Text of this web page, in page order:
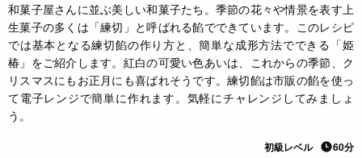
和菓子屋さんに並ぶ美しい和菓子たち。季節の花々や情景を表す上
生菓子の多くは「練切」と呼ばれる餡でできています。このレシピ
では基本となる練切餡の作り方と、簡単な成形方法でできる「姫
椿」をご紹介します。紅白の可愛い色あいは、これからの季節、ク
リスマスにもお正月にも喜ばれそうです。練切餡は市販の餡を使っ
て電子レンジで簡単に作れます。気軽にチャレンジしてみましょ
う。
初級レベル 60分